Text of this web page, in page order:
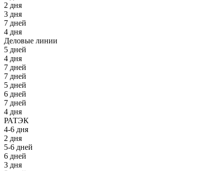
2 дня
3 дня
7 дней
4 дня
Деловые линии
5 дней
4 дня
7 дней
7 дней
5 дней
6 дней
7 дней
4 дня
РАТЭК
4-6 дня
2 дня
5-6 дней
6 дней
3 дня